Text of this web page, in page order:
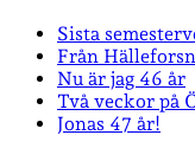
Sista
Från
Nu är jag 46 år
Två veckor på
Jonas 47 år!